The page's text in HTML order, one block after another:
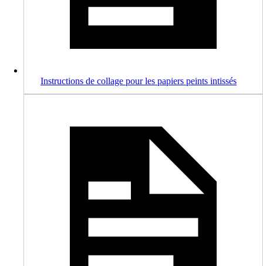
Instructions de collage pour les papiers peints intissés